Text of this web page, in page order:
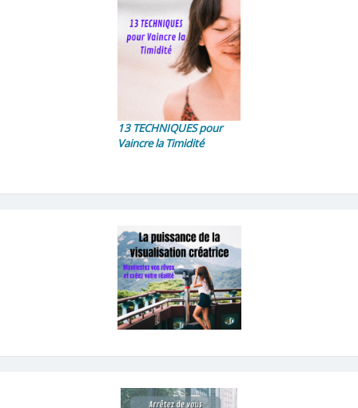
13 TECHNIQUES pour
Vaincre la Timidité